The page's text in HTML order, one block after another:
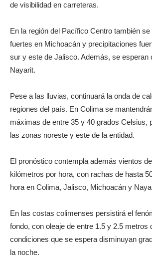
de visibilidad en carreteras.
En la región del Pacífico Centro también
fuertes en Michoacán y precipitaciones
sur y este de Jalisco. Además, se esperan
Nayarit.
Pese a las lluvias, continuará la onda de
regiones del país. En Colima se
máximas de entre 35 y 40 grados Celsius,
las zonas noreste y este de la entidad.
El pronóstico contempla además vientos
kilómetros por hora, con rachas de hasta
hora en Colima, Jalisco, Michoacán y
En las costas colimenses persistirá el
fondo, con oleaje de entre 1.5 y 2.5 metros
condiciones que se espera disminuyan
la noche.